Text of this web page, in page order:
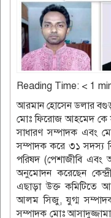
Reading Time: < 1
আরমান হোসেন ডলার
মোঃ ফিরোজ আহমেদ কে
সাধারণ সম্পাদক এবং
সম্পাদক করে ৩১ সদস্য
পরিষদ (পেশাজীবি এবং
অনুমোদন করেছেন
এছাড়া উক্ত কমিটিতে
আলম সিজু, যুগ্ম
সম্পাদক মোঃ